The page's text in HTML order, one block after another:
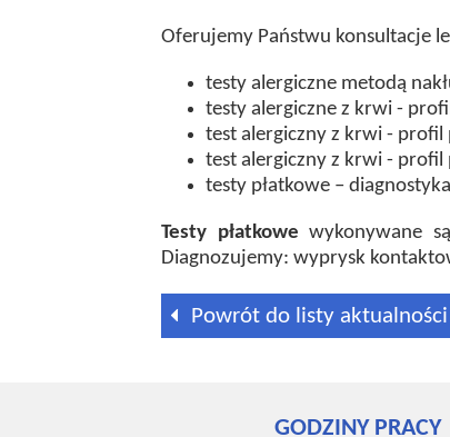
Oferujemy Państwu konsultacje
testy alergiczne metodą
testy alergiczne z krwi -
test alergiczny z krwi -
test alergiczny z krwi -
testy płatkowe –
Testy płatkowe wykonywane
Diagnozujemy: wyprysk
Powrót do listy aktualności
GODZINY PRACY